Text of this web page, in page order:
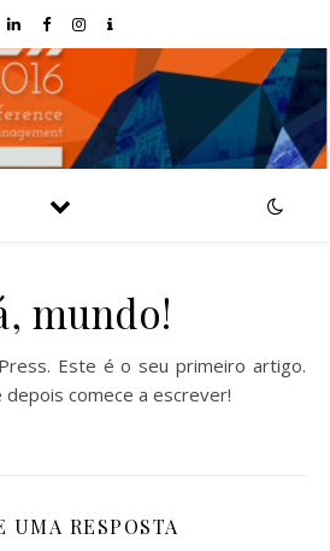
mundo!
comece a escrever!
UMA RESPOSTA